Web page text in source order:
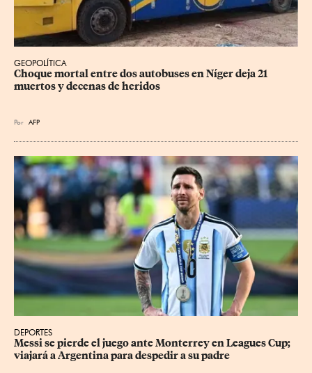
GEOPOLÍTICA
Choque mortal entre dos autobuses en Níger deja 21
muertos y decenas de heridos
Por AFP
DEPORTES
Messi se pierde el juego ante Monterrey en Leagues Cup;
viajará a Argentina para despedir a su padre